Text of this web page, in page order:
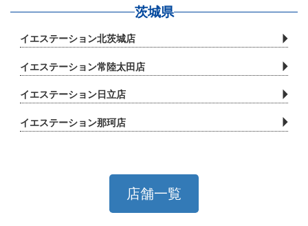
3．個人情報の利用目的の公表に関する事項
当社におきましては、本サービスを通じご本人からお
預かりした個人情報を、当社商品・サービスのご案
内、サービスの提供、個人認証等のために利用させて
場合には、利用目的が明白である場合を除いては、ご
本人からの取得の都度、利用目的を明示させていただ
茨城県
イエステーション北茨城店
イエステーション常陸太田店
イエステーション日立店
イエステーション那珂店
店舗一覧